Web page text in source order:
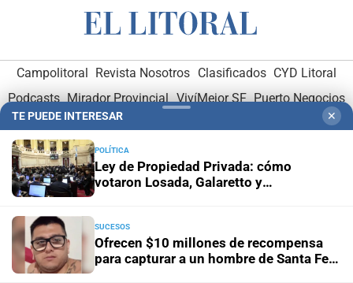
Campolitoral Revista Nosotros Clasificados CYD Litoral
Podcasts Mirador Provincial VivíMejor SF Puerto Negocios
Notife
Hemeroteca Digital (1930-1979)-Receptorías de avisos
Administración y Publicidad -Elementos institucionales-
TE PUEDE INTERESAR ✕
POLÍTICA
Ley de Propiedad Privada: cómo
votaron Losada, Galaretto y
SUCESOS
Ofrecen $10 millones de recompensa
para capturar a un hombre de Santa Fe